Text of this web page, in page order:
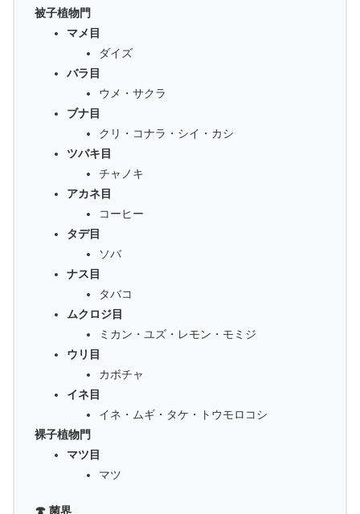
被子植物門
マメ目
ダイズ
バラ目
ウメ・サクラ
ブナ目
クリ・コナラ・シイ・カシ
ツバキ目
チャノキ
アカネ目
コーヒー
タデ目
ソバ
ナス目
タバコ
ムクロジ目
ミカン・ユズ・レモン・モミジ
ウリ目
カボチャ
イネ目
イネ・ムギ・タケ・トウモロコシ
裸子植物門
マツ目
マツ
🍄 菌界